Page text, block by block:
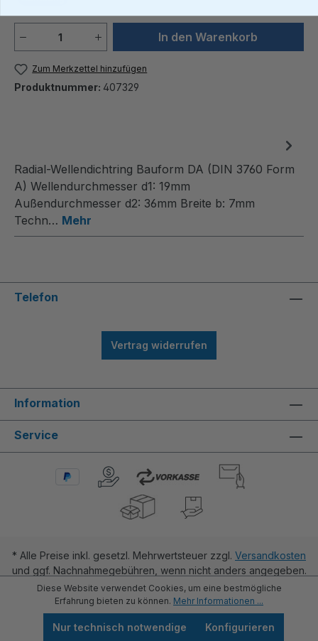
Produkt Anzahl: Gib denIn den Warenkorb
Zum Merkzettel hinzufügen
Produktnummer: 407329
Radial-Wellendichtring Bauform DA (DIN 3760 Form
A) Wellendurchmesser d1: 19mm
Außendurchmesser d2: 36mm Breite b: 7mm
Techn… Mehr
Telefon
Vertrag widerrufen
Information
Service
* Alle Preise inkl. gesetzl. Mehrwertsteuer zzgl. Versandkosten
und ggf. Nachnahmegebühren, wenn nicht anders angegeben.
Diese Website verwendet Cookies, um eine bestmögliche
Erfahrung bieten zu können. Mehr Informationen ...
Nur technisch notwendige Konfigurieren